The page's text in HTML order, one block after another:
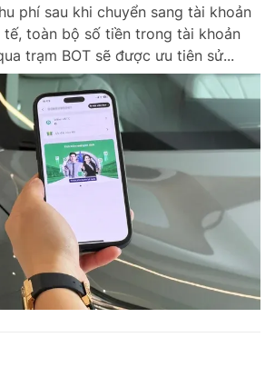
phí sau khi chuyển sang tài khoản
toàn bộ số tiền trong tài khoản
trạm BOT sẽ được ưu tiên sử...